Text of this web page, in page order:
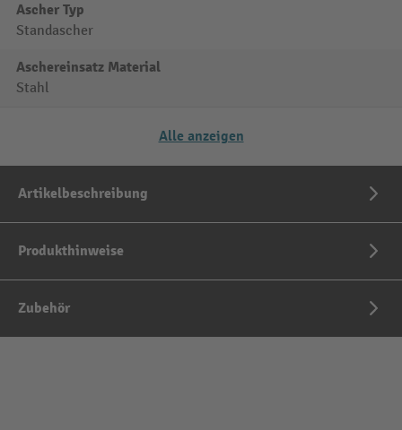
Ascher Typ
Standascher
Aschereinsatz Material
Stahl
Alle anzeigen
Artikelbeschreibung
Produkthinweise
Zubehör